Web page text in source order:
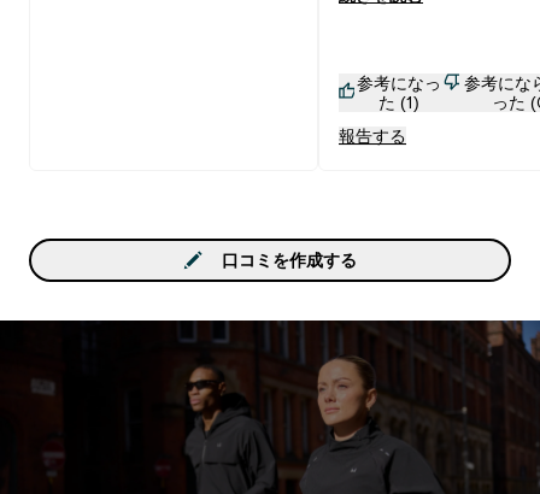
参考になっ
た (1)
参考にな
った
報告する
口コミを作成する